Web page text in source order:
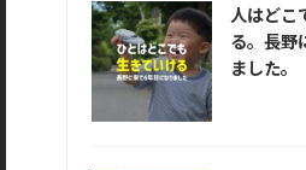
人はどこ
る。長野
ました。